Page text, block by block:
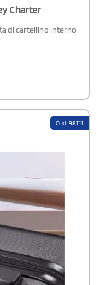
Charter
di cartellino interno
Cod: 98111